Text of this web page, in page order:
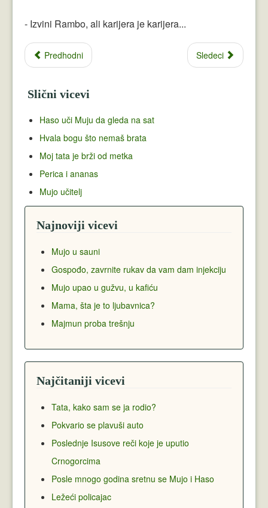
- Izvini Rambo, ali karijera je karijera...
Predhodni Sledeci
Slični vicevi
Haso uči Muju da gleda na sat
Hvala bogu što nemaš brata
Moj tata je brži od metka
Perica i ananas
Mujo učitelj
Najnoviji vicevi
Mujo u sauni
Gospođo, zavrnite rukav da vam dam injekciju
Mujo upao u gužvu, u kafiću
Mama, šta je to ljubavnica?
Majmun proba trešnju
Najčitaniji vicevi
Tata, kako sam se ja rodio?
Pokvario se plavuši auto
Poslednje Isusove reči koje je uputio
Crnogorcima
Posle mnogo godina sretnu se Mujo i Haso
Ležeći policajac